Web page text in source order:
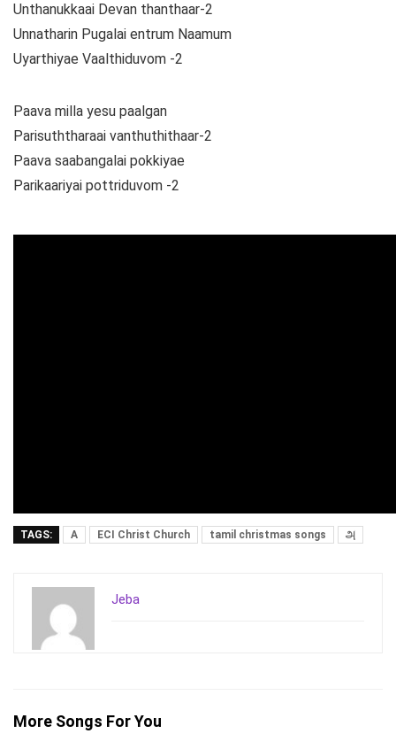
Unthanukkaai Devan thanthaar-2
Unnatharin Pugalai entrum Naamum
Uyarthiyae Vaalthiduvom -2
Paava milla yesu paalgan
Parisuththaraai vanthuthithaar-2
Paava saabangalai pokkiyae
Parikaariyai pottriduvom -2
TAGS: A ECI Christ Church tamil christmas songs அ
Jeba
More Songs For You